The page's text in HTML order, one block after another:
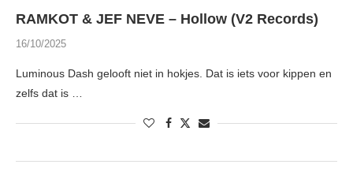
RAMKOT & JEF NEVE – Hollow (V2 Records)
16/10/2025
Luminous Dash gelooft niet in hokjes. Dat is iets voor kippen en
zelfs dat is …